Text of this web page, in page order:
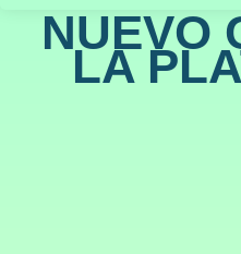
NUEVO
LA